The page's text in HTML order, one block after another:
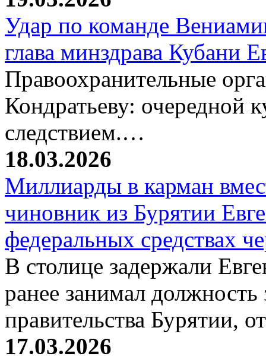
Удар по команде
глава минздрава Кубани
Правоохранительные
Кондратьеву: очередной
следствием.…
18.03.2026
Миллиарды в карман
чиновник из Бурятии
федеральных средствах
В столице задержали
ранее занимал должность
правительства Бурятии,
17.03.2026